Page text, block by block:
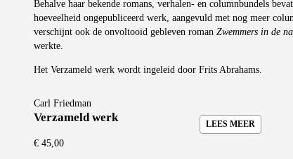
Behalve haar bekende romans, verhalen- en columnbundels
hoeveelheid ongepubliceerd werk, aangevuld met nog meer
verschijnt ook de onvoltooid gebleven roman Zwemmers in de
werkte.
Het Verzameld werk wordt ingeleid door Frits Abrahams.
Carl Friedman
Verzameld werk
€45,00
LEES MEER